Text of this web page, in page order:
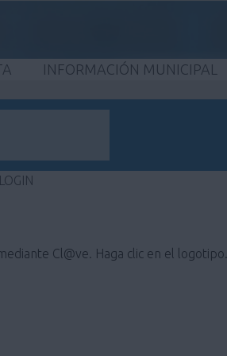
INFORMACIÓN MUNICIPAL
LOGIN
Cl@ve. Haga clic en el logotipo.